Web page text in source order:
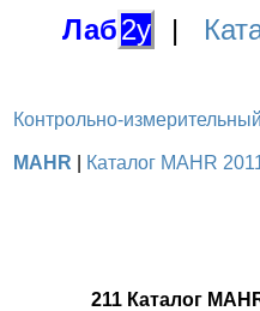
Лаб2у |
Контрольно-
MAHR Каталог MAHR
211 Каталог